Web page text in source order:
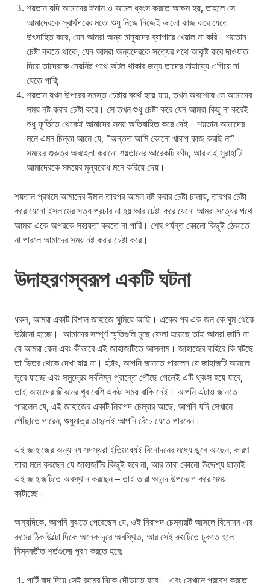
শয়তান যদি আমাদের ঈমান ও আমল ধ্বংস করতে অক্ষম হয়, তাহলে সে
আমাদেরকে স্বার্থপরের মতো শুধু নিজে নিজেই ভালো কাজ করে যেতে
উৎসাহিত করে, যেন আমরা অন্য মানুষদের ব্যাপারে খেয়াল না করি। শয়তান
চেষ্টা করতে থাকে, যেন আমরা অন্যদেরকে সত্যের পথে আকৃষ্ট করে দাওয়াত
দিয়ে তাদেরকে নেয়নিষ্ট পথে অটল থাকার জন্য তাদের সাহায্যে এগিয়ে না
যেতে পারি;
শয়তান যখন উপরের সমস্ত চেষ্টায় ব্যর্থ হয়ে যায়, তখন অবশেষে সে আমাদের
সময় নষ্ট করার চেষ্টা করে। সে তখন শুধু চেষ্টা করে যেন আমরা কিছু না করেই
শুধু ফুর্তিতে থেকেই আমাদের সময় অতিবাহিত করে দেই। শয়তান আমাদের
মনে এমন চিন্তা আনে যে, “অন্তত আমি কোনো খারাপ কাজ করছি না”।
সময়ের গুরুত্ব অবহেলা করানো শয়তানের আরেকটি ফাঁদ, আর এই সুরাহাটি
আমাদেরকে সময়ের মূল্যবোধ মনে করিয়ে দেয়।
শয়তান প্রথমে আমাদের ঈমান তারপর আমল নষ্ট করার চেষ্টা চালায়, তারপর চেষ্টা
করে যেনো ইসলামের সত্য প্রচার না হয় আর চেষ্টা করে যেনো আমরা সত্যের পথে
আমরা একে অপরকে সহায়তা করতে না পারি। শেষ পর্যন্ত কোনো কিছুই ঠেকাতে
না পারলে আমাদের সময় নষ্ট করার চেষ্টা করে।
উদাহরণস্বরূপ একটি ঘটনা
ধরুন, আমরা একটি বিশাল জাহাজে ঘুমিয়ে আছি। একের পর এক জন কে ঘুম থেকে
উঠানো হচ্ছে। আমাদের সম্পূর্ণ স্মৃতিগুলি মুছে ফেলা হয়েছে তাই আমরা জানি না
যে আমরা কেন এবং কীভাবে এই জাহাজটিতে আসলাম। জাহাজের বাহিরে কি ঘটছে
তা ভিতর থেকে দেখা যায় না। হটাৎ, আপনি জানতে পারলেন যে জাহাজটি আসলে
ডুবে যাচ্ছে এবং সমুদ্রের সর্বনিম্ন প্রান্তে পৌঁছে গেলেই এটি ধ্বংস হয়ে যাবে,
তাই আমাদের জীবনের খুব বেশি একটা সময় বাকি নেই। আপনি এটাও জানতে
পারলেন যে, এই জাহাজের একটি নিরাপদ চেম্বার আছে, আপনি যদি সেখানে
পৌঁছাতে পারেন, শুধুমাত্র তাহলেই আপনি বেঁচে যেতে পারবেন।
এই জাহাজের অন্যান্য সদস্যরা ইতিমধ্যেই বিনোদনের মধ্যে ডুবে আছেন, কারণ
তারা মনে করছেন যে জাহাজটির কিছুই হবে না, আর তারা কোনো উদ্দেশ্য ছাড়াই
এই জাহাজটিতে অবস্থান করছেন – তাই তারা আনন্দ উপভোগ করে সময়
কাটাচ্ছে।
অন্যদিকে, আপনি বুঝতে পেরেছেন যে, ওই নিরাপদ চেম্বারটি আসলে বিনোদন এর
রুমের ঠিক উল্টো দিকে অনেক দূরে অবস্থিত, আর সেই রুমটিতে ঢুকতে হলে
নিম্নবর্তীত শর্তগুলো পূরণ করতে হবে:
পার্টি বাদ দিয়ে সেই রুমের দিকে দৌড়াতে হবে। এবং সেখানে প্রবেশ করতে